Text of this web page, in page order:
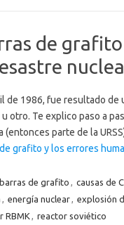
de
de 1986, fue resultado de
otro. Te explico paso a
parte de la
grafito y los errores
barras de grafito , causas de
, energía nuclear, explosión
RBMK , reactor soviético